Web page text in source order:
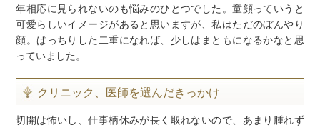
年相応に見られないのも悩みのひとつでした。童顔っていうと
可愛らしいイメージがあると思いますが、私はただのぼんやり
顔。ぱっちりした二重になれば、少しはまともになるかなと思
っていました。
クリニック、医師を選んだきっかけ
切開は怖いし、仕事柄休みが長く取れないので、あまり腫れず